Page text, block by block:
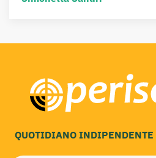
QUOTIDIANO INDIPENDENTE